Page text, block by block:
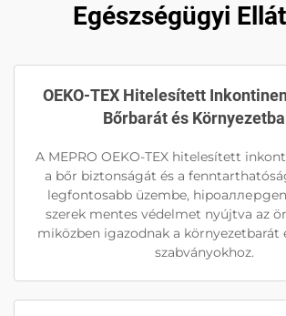
Egészségügyi
OEKO-TEX Hitelesített
Bőrbarát és
A MEPRO OEKO-TEX hitelesített
a bőr biztonságát és a
legfontosabb üzembe,
szerek mentes védelmet nyújtva az
miközben igazodnak a környezetbarát
szabványokhoz.